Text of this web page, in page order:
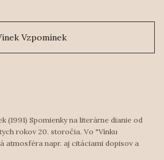
(1991) Spomienky na literárne dianie od
rokov 20. storočia. Vo "Vínku
atmosféra napr. aj citáciami dopisov a